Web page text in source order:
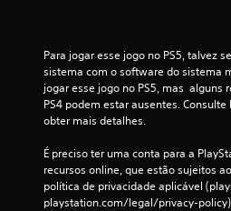
Para jogar esse jogo no PS5, talvez
sistema com o software do sistema
jogar esse jogo no PS5, mas  alguns
PS4 podem estar ausentes.
obter mais detalhes.
É preciso ter uma conta para a
recursos online, que estão sujeitos
política de privacidade aplicável
playstation.com/legal/privacy-